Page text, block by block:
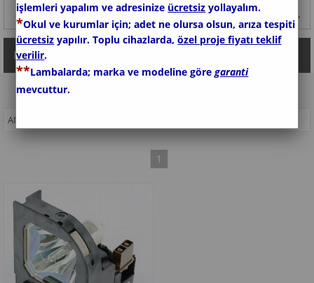
Kategoriler
ANASAYFA
1
işlemleri yapalım ve adresinize ücretsiz yollayalım.
*Okul ve kurumlar için; adet ne olursa olsun, arıza tespiti
ücretsiz yapılır. Toplu cihazlarda,özel proje fiyatı teklif
verilir.
**Lambalarda; marka ve modeline göregaranti
mevcuttur.